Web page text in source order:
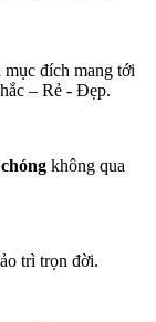
đích mang tới
– Rẻ - Đẹp.
không qua
trì trọn đời.